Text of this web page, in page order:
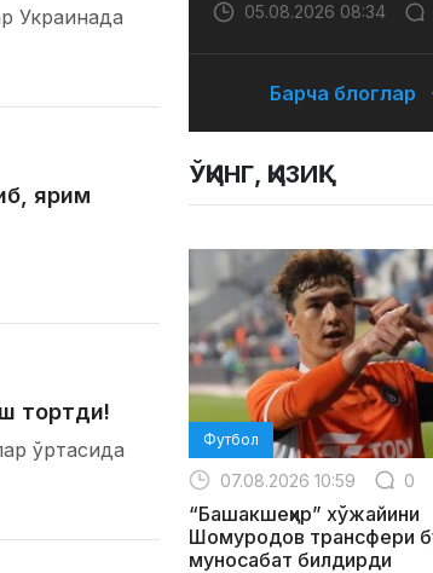
Украинада
ярим
тортди!
ўртасида
05.08.2026 08:34
Барча блоглар
ЎҚИНГ, ҚИЗИҚ!
Футбол
07.08.2026 10:59 0
“Башакшеҳир” хўжайини
Шомуродов трансфери
муносабат билдирди